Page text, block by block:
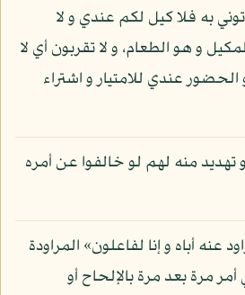
به فلا كيل لكم عندي و لا
و هو الطعام، و لا تقربون أي لا
عندي للامتيار و اشتراء
تهديد منه لهم لو خالفوا عن أمره
عنه أباه و إنا لفاعلون» المراودة
مرة بعد مرة بالإلحاح أو